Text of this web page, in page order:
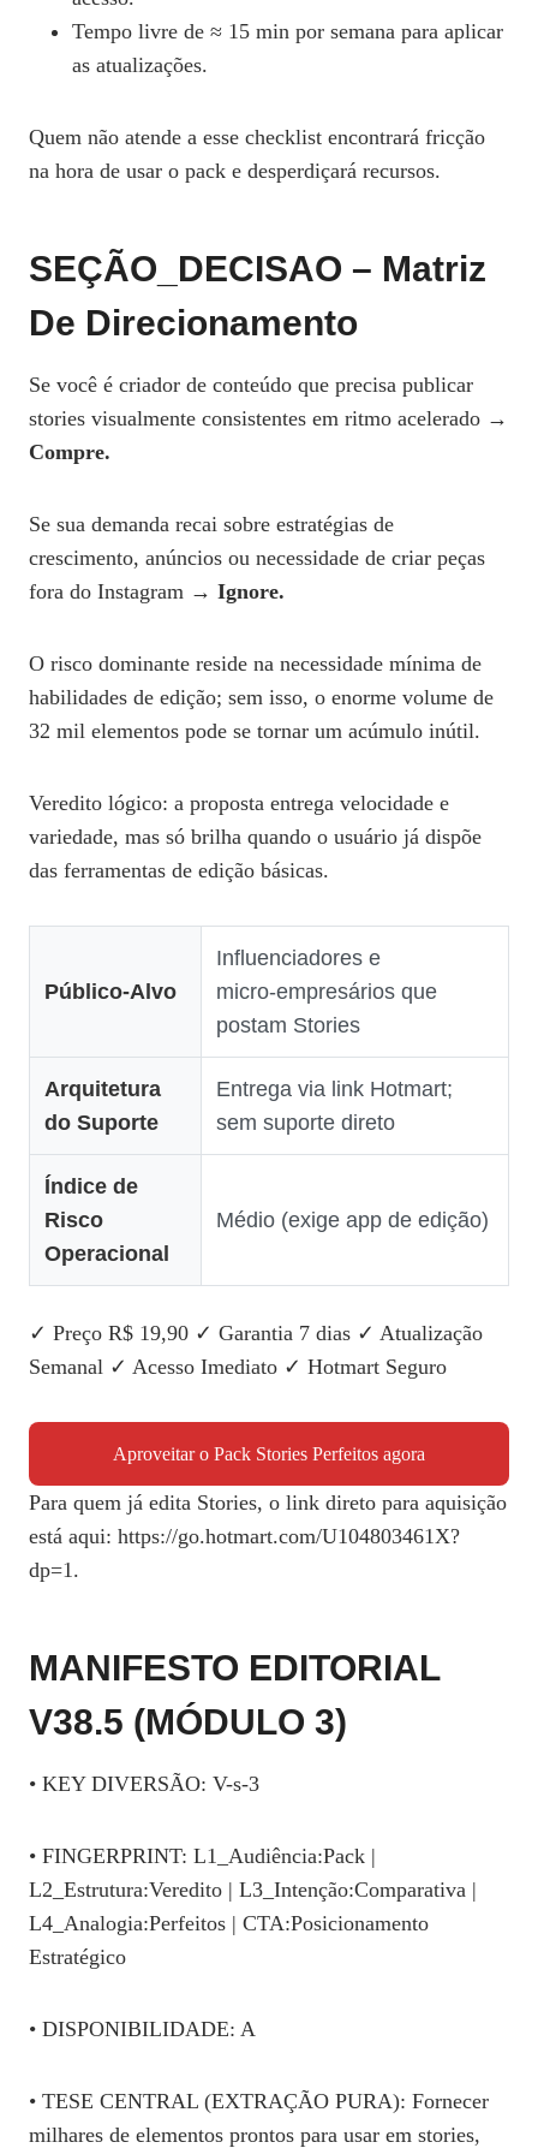
Tempo livre de ≈ 15 min por semana para aplicar
as atualizações.
Quem não atende a esse checklist encontrará fricção
na hora de usar o pack e desperdiçará recursos.
SEÇÃO_DECISAO – Matriz
De Direcionamento
Se você é criador de conteúdo que precisa publicar
stories visualmente consistentes em ritmo acelerado →
Compre.
Se sua demanda recai sobre estratégias de
crescimento, anúncios ou necessidade de criar peças
fora do Instagram → Ignore.
O risco dominante reside na necessidade mínima de
habilidades de edição; sem isso, o enorme volume de
32 mil elementos pode se tornar um acúmulo inútil.
Veredito lógico: a proposta entrega velocidade e
variedade, mas só brilha quando o usuário já dispõe
das ferramentas de edição básicas.
Público‑Alvo
Influenciadores e
micro‑empresários que
postam Stories
Arquitetura
do Suporte
Entrega via link Hotmart;
sem suporte direto
Índice de
Risco
Operacional
Médio (exige app de edição)
✓ Preço R$ 19,90 ✓ Garantia 7 dias ✓ Atualização
Semanal ✓ Acesso Imediato ✓ Hotmart Seguro
Aproveitar o Pack Stories Perfeitos agora
Para quem já edita Stories, o link direto para aquisição
está aqui: https://go.hotmart.com/U104803461X?
dp=1.
MANIFESTO EDITORIAL
V38.5 (MÓDULO 3)
• KEY DIVERSÃO: V-s-3
• FINGERPRINT: L1_Audiência:Pack |
L2_Estrutura:Veredito | L3_Intenção:Comparativa |
L4_Analogia:Perfeitos | CTA:Posicionamento
Estratégico
• DISPONIBILIDADE: A
• TESE CENTRAL (EXTRAÇÃO PURA): Fornecer
milhares de elementos prontos para usar em stories,